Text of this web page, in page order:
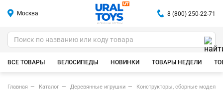
Москва
ИГРУШКИ ОПТОМ
8 (800) 250-22-71
ВСЕ ТОВАРЫ ВЕЛОСИПЕДЫ НОВИНКИ ТОВАРЫ НЕДЕЛИ
Главная Каталог Деревянные игрушки Конструкторы, сборные модели